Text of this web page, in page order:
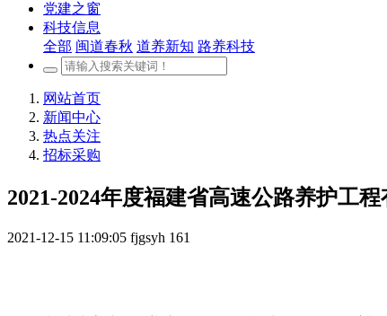
党建之窗
科技信息
全部 闽道春秋 道养新知 路养科技
网站首页
新闻中心
热点关注
招标采购
2021-2024年度福建省高速公路养护工
2021-12-15 11:09:05 fjgsyh 161